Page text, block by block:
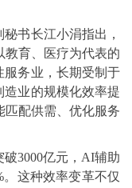
书长江小涓指出，
育、医疗为代表的
服务业，长期受制于
造业的规模化效率提
配供需、优化服务
3000亿元，AI辅助
这种效率变革不仅